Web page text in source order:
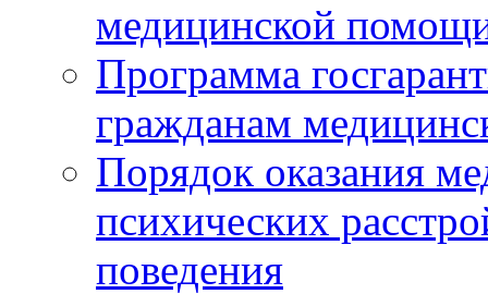
медицинской
Программа
гражданам
Порядок оказания
психических
поведения